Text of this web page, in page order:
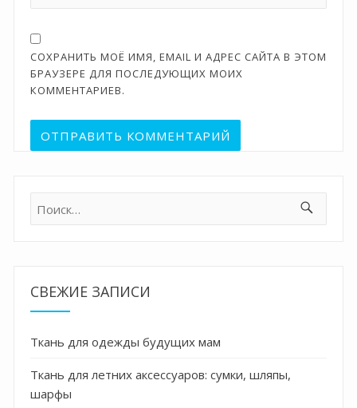
СОХРАНИТЬ МОЁ ИМЯ, EMAIL И АДРЕС САЙТА В ЭТОМ
БРАУЗЕРЕ ДЛЯ ПОСЛЕДУЮЩИХ МОИХ
КОММЕНТАРИЕВ.
Найти:
СВЕЖИЕ ЗАПИСИ
Ткань для одежды будущих мам
Ткань для летних аксессуаров: сумки, шляпы,
шарфы